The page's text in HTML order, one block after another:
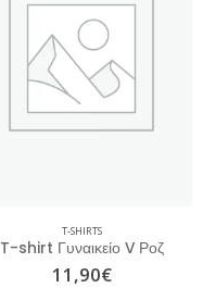
T-SHIRTS
T-shirt Γυναικείο V Ροζ
11,90€